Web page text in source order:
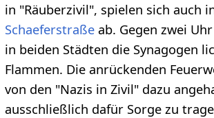
in "Räuberzivil", spielen sich auch
Schaeferstraßeab. Gegen zwei
in beiden Städten die Synagogen
Flammen. Die anrückenden
von den "Nazis in Zivil" dazu
ausschließlich dafür Sorge zu